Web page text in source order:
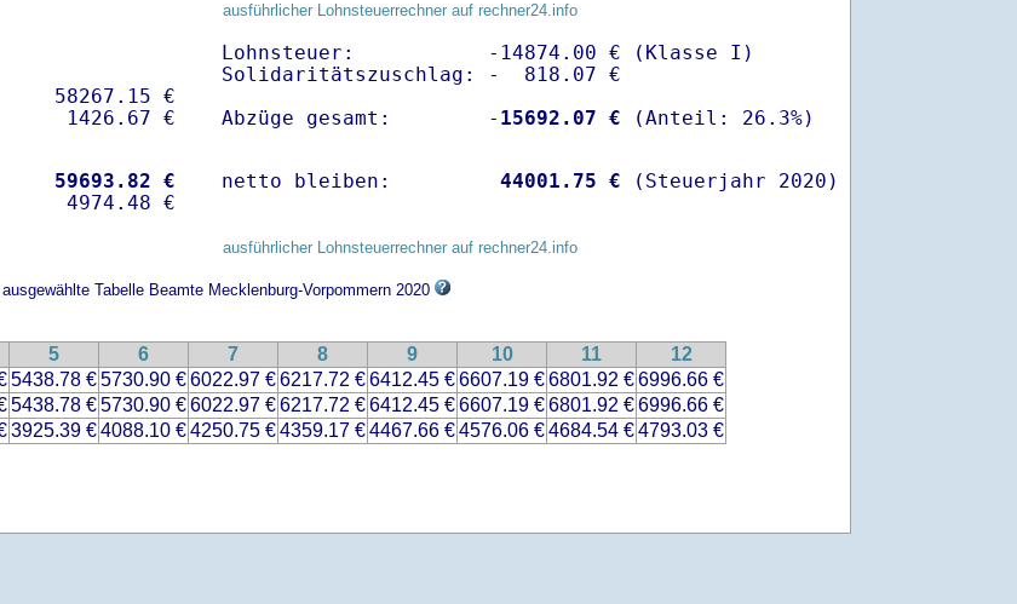
ausführlicher Lohnsteuerrechner auf rechner24.info
58267.15 €
Lohnsteuer:           -14874.00 € (Klasse I)
Solidaritätszuschlag: -  818.07 €
Abzüge gesamt:        - 15692.07 €
59693.82 €
netto bleiben: 44001.75 € (Steuerjahr 2020)
ausführlicher Lohnsteuerrechner auf rechner24.info
Tabelle Beamte Mecklenburg-Vorpommern 2020
5 6 7 8 9 10 11
12
5438.78 €5730.90 €6022.97 €6217.72 €6412.45 €6607.19 €6801.92 €6996.66 €
5438.78 €5730.90 €6022.97 €6217.72 €6412.45 €6607.19 €6801.92 €6996.66 €
3925.39 €4088.10 €4250.75 €4359.17 €4467.66 €4576.06 €4684.54 €4793.03 €